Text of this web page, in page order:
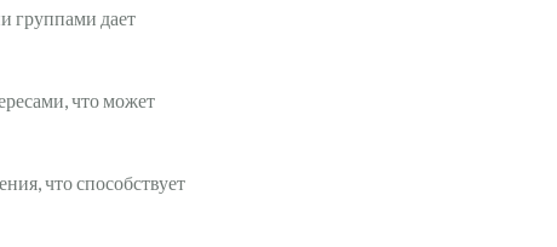
группами дает
что может
что способствует